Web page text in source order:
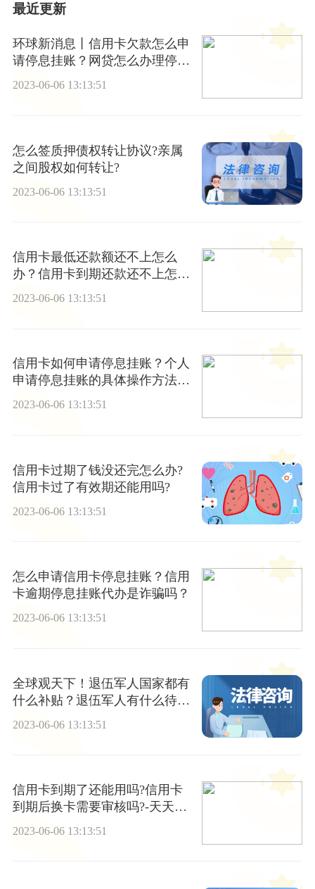
最近更新
环球新消息丨信用卡欠款怎么申
请停息挂账？网贷怎么办理停息
挂账?
2023-06-06 13:13:51
怎么签质押债权转让协议?亲属
之间股权如何转让?
2023-06-06 13:13:51
信用卡最低还款额还不上怎么
办？信用卡到期还款还不上怎么
办？
2023-06-06 13:13:51
信用卡如何申请停息挂账？个人
申请停息挂账的具体操作方法是
什么？ 天天消息
2023-06-06 13:13:51
信用卡过期了钱没还完怎么办?
信用卡过了有效期还能用吗?
2023-06-06 13:13:51
怎么申请信用卡停息挂账？信用
卡逾期停息挂账代办是诈骗吗？
2023-06-06 13:13:51
全球观天下！退伍军人国家都有
什么补贴？退伍军人有什么待
2023-06-06 13:13:51
信用卡到期了还能用吗?信用卡
到期后换卡需要审核吗?-天天视
2023-06-06 13:13:51